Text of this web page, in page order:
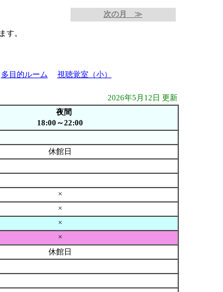
次の月 ≫
す。
多目的ルーム 視聴覚室（小）
2026年5月12日 更新
夜間
18:00～22:00
休館日
×
×
×
×
休館日